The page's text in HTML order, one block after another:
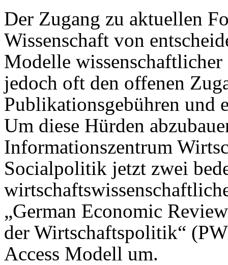
Der Zugang zu aktuellen
Wissenschaft von
Modelle
jedoch oft den offenen
Publikationsgebühren und
Um diese Hürden
Informationszentrum
Socialpolitik jetzt zwei
„German Economic
der Wirtschaftspolitik“
Access Modell um.